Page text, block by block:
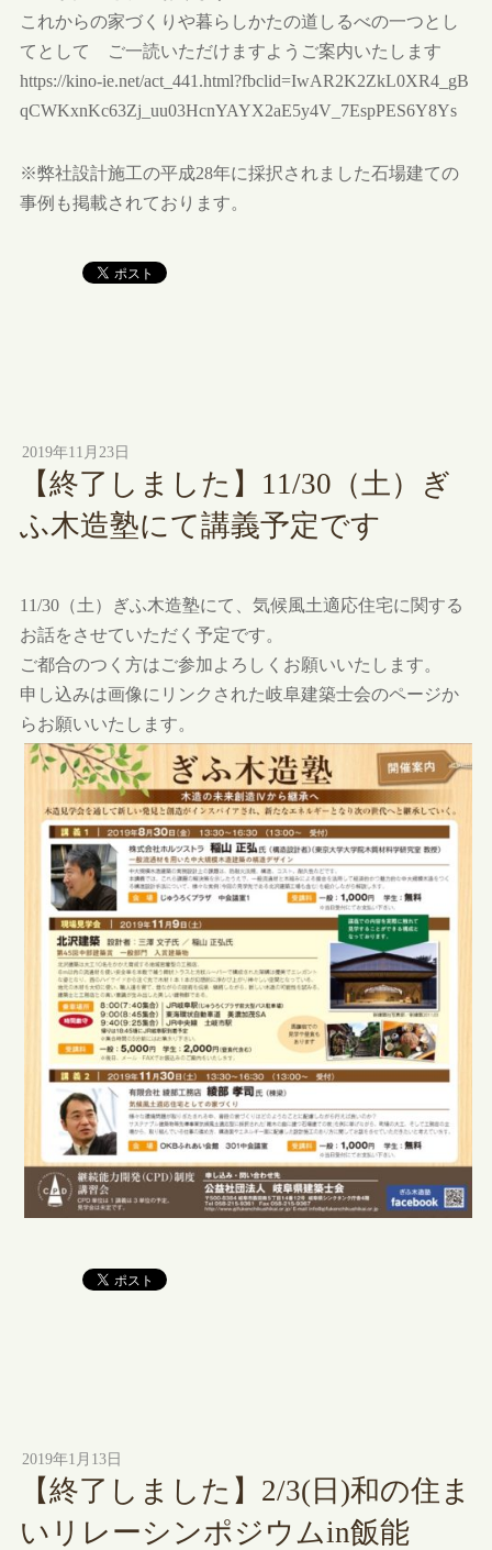
これからの家づくりや暮らしかたの道しるべの一つとし
てとして ご一読いただけますようご案内いたします
https://kino-ie.net/act_441.html?fbclid=IwAR2K2ZkL0XR4_gB
qCWKxnKc63Zj_uu03HcnYAYX2aE5y4V_7EspPES6Y8Ys
※弊社設計施工の平成28年に採択されました石場建ての
事例も掲載されております。
2019年11月23日
【終了しました】11/30（土）ぎ
ふ木造塾にて講義予定です
11/30（土）ぎふ木造塾にて、気候風土適応住宅に関する
お話をさせていただく予定です。
ご都合のつく方はご参加よろしくお願いいたします。
申し込みは画像にリンクされた岐阜建築士会のページか
らお願いいたします。
2019年1月13日
【終了しました】2/3(日)和の住ま
いリレーシンポジウムin飯能